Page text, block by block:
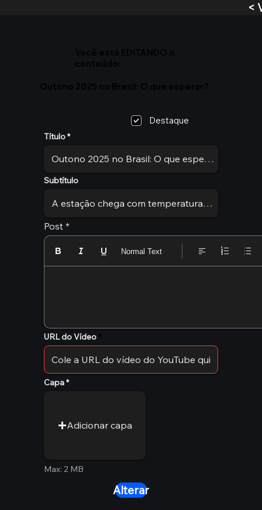
Destaque
Título
Subtítulo
Post
Normal Text
URL do Vídeo
Capa
Adicionar capa
Max: 2 MB
Alterar
<